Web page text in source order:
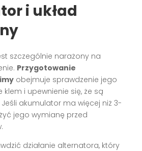
i układ
szczególnie narażony na
Przygotowanie
obejmuje sprawdzenie jego
klem i upewnienie się, że są
akumulator ma więcej niż 3-
jego wymianę przed
działanie alternatora, który